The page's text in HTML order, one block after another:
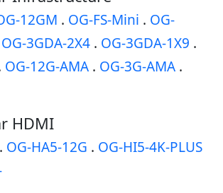
12GM . OG-FS-Mini . OG-
OG-3GDA-2X4 . OG-3GDA-1X9 .
OG-12G-AMA . OG-3G-AMA .
HDMI
. OG-HA5-12G . OG-HI5-4K-PLUS